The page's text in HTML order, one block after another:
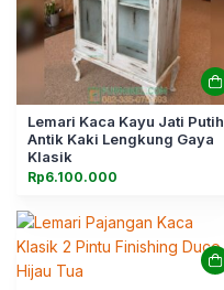
Lemari Kaca Kayu Jati Putih
Antik Kaki Lengkung Gaya
Klasik
Rp6.100.000